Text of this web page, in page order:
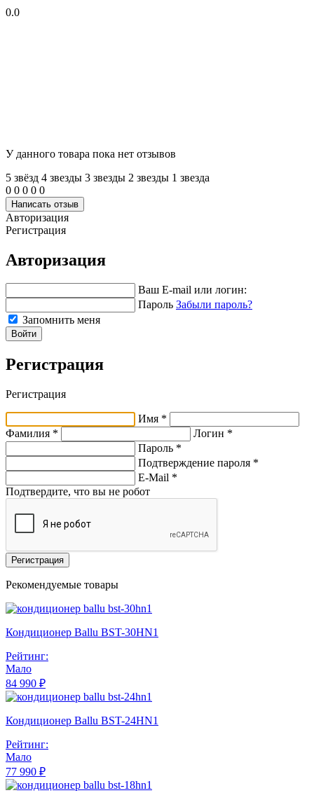
0.0
У данного товара пока нет отзывов
5 звёзд 4 звeзды 3 звeзды 2 звeзды 1 звeзда
0 0 0 0 0
Написать отзыв
Авторизация
Регистрация
Авторизация
Ваш E-mail или логин:
Пароль Забыли пароль?
Запомнить меня
Войти
Регистрация
Регистрация
Имя *
Фамилия *
Логин *
Пароль *
Подтверждение пароля *
E-Mail *
Подтвердите, что вы не робот
Регистрация
Рекомендуемые товары
Кондиционер Ballu BST-30HN1
Рейтинг:
Мало
84 990 ₽
Кондиционер Ballu BST-24HN1
Рейтинг:
Мало
77 990 ₽